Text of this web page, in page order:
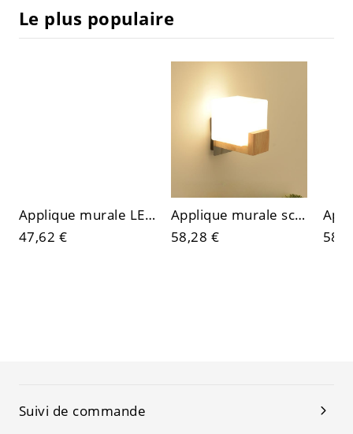
Le plus populaire
Applique murale LED linéaire minimaliste, luminaire barre verticale à ambiance réglable
47,62 €
Applique murale scandinave en bois massif avec interrupteur à chaînette et abat-jour en verre dépoli
58,28 €
Suivi de commande